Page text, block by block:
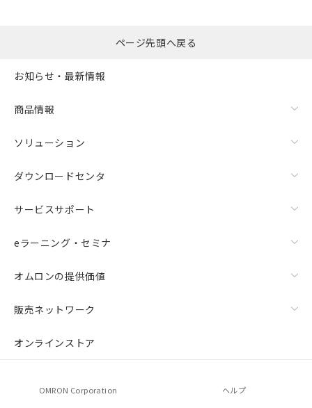
ページ先頭へ戻る
お知らせ・最新情報
商品情報
ソリューション
ダウンロードセンタ
サービスサポート
eラーニング・セミナ
オムロンの提供価値
販売ネットワーク
オンラインストア
OMRON Corporation ヘルプ